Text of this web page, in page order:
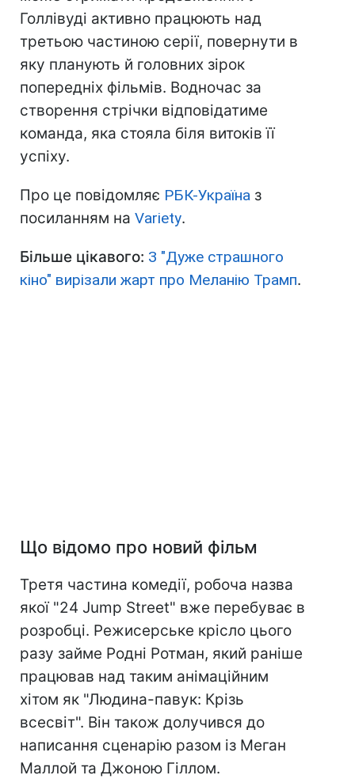
Голлівуді активно працюють над
третьою частиною серії, повернути в
яку планують й головних зірок
попередніх фільмів. Водночас за
створення стрічки відповідатиме
команда, яка стояла біля витоків її
успіху.
Про це повідомляє РБК-Україна з
посиланням на Variety.
Більше цікавого: З "Дуже страшного
кіно" вирізали жарт про Меланію Трамп.
Що відомо про новий фільм
Третя частина комедії, робоча назва
якої "24 Jump Street" вже перебуває в
розробці. Режисерське крісло цього
разу займе Родні Ротман, який раніше
працював над таким анімаційним
хітом як "Людина-павук: Крізь
всесвіт". Він також долучився до
написання сценарію разом із Меган
Маллой та Джоною Гіллом.